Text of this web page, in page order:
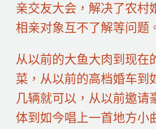
亲交友大会，解决了农村
相亲对象互不了解等问题
从以前的大鱼大肉到现在
菜，从以前的高档婚车到
几辆就可以，从以前邀请
体到如今唱上一首地方